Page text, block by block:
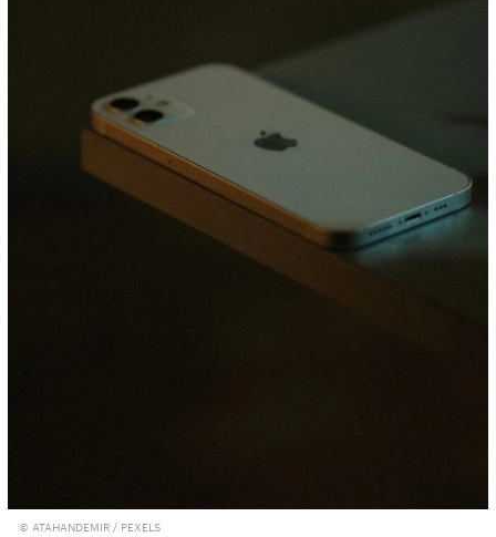
© ATAHANDEMIR / PEXELS